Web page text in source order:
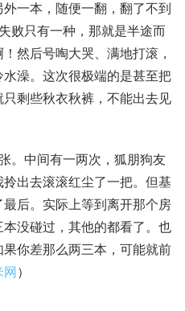
一本，随便一翻，翻了不到
败只有一种，那就是半途而
然后号啕大哭、满地打滚，
澡。这次很极端的是甚至把
剩些秋衣秋裤，不能出去见
。中间有一两次，狐朋狗友
出去滚滚红尘了一把。但基
后。实际上等到离开那个房
没碰过，其他的都看了。也
你差那么两三本，可能就前
网 ）